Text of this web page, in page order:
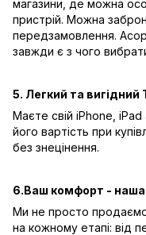
магазини, де можна
пристрій. Можна
передзамовлення.
завжди є з чого
5. Легкий та вигідний
Маєте свій iPhone,
його вартість при
без знецінення.
6.Ваш комфорт - наша
Ми не просто
на кожному етапі: від